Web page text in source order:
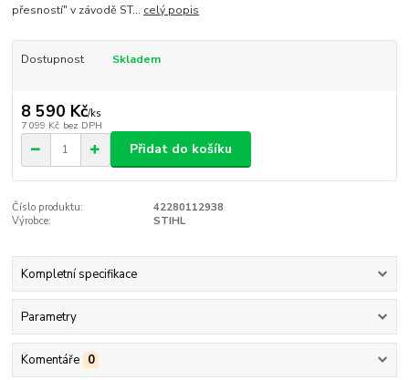
přesností" v závodě ST... celý popis
Dostupnost Skladem
8 590 Kč/ks
7 099 Kč bez DPH
Přidat do košíku
Číslo produktu:
42280112938
Výrobce:
STIHL
Kompletní specifikace
Parametry
Komentáře 0